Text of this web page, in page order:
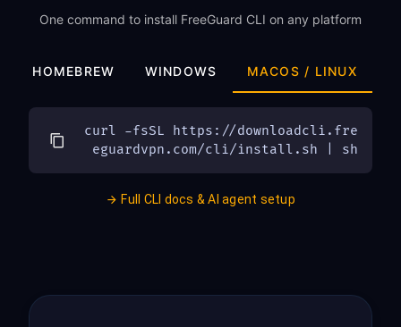
One command to install FreeGuard CLI on any platform
MACOS / LINUX
WINDOWS
HOMEBREW
curl -fsSL https://downloadcli.fre
eguardvpn.com/cli/install.sh | sh
Full CLI docs & AI agent setup